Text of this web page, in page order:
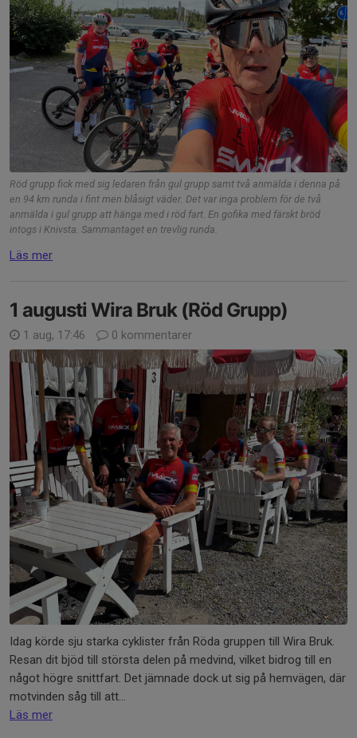
Röd grupp fick med sig ledaren från gul grupp samt två anmälda i denna på
en 94 km runda i fint men blåsigt väder. Det var inga problem för de två
anmälda i gul grupp att hänga med i röd fart. En gofika med färskt bröd
intogs i Knivsta. Sammantaget en trevlig runda.
Läs mer
1 augusti Wira Bruk (Röd Grupp)
1 aug, 17:46 0 kommentarer
Idag körde sju starka cyklister från Röda gruppen till Wira Bruk.
Resan dit bjöd till största delen på medvind, vilket bidrog till en
något högre snittfart. Det jämnade dock ut sig på hemvägen, där
motvinden såg till att...
Läs mer